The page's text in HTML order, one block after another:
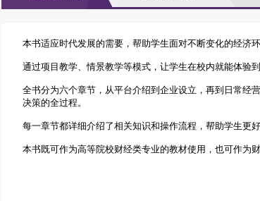
本书适应时代发展的需要，帮助学生面对不断变化的经济
通过项目教学、情景教学等模式，让学生在校内就能体验
全书分为六个章节，从平台介绍到企业设立，再到日常经
决策的全过程。
每一章节都详细介绍了相关知识和操作流程，帮助学生更
本书既可作为高等院校财经类专业的教材使用，也可作为